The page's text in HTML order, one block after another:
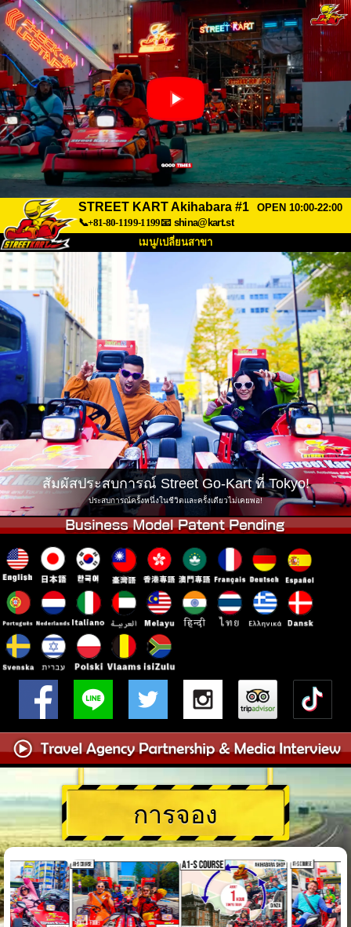
STREET KART Akihabara #1
OPEN 10:00-22:00
📞+81-80-1199-1199📧 shina@kart.st
เมนู/เปลี่ยนสาขา
เกี่ยวกับ ราคา
การเข้าถึง เสียงจากผู้ใช้ คำถามที่พบบ่อย
บริษัท การจอง
เปลี่ยนสาขา
Tokyo Shinagawa Tokyo Akihabara#1
Tokyo Akihabara#2 Tokyo Shibuya
Tokyo Shibuya Annex Tokyo Bay
Tokyo Asakusa Osaka
Okinawa
สัมผัสประสบการณ์ Street Go-Kart ที่ Tokyo!
ประสบการณ์ครั้งหนึ่งในชีวิตและครั้งเดียวไม่เคยพอ!
การจอง